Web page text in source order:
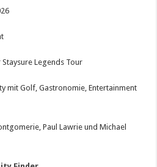
Legends Tour
mit Golf, Gastronomie, Entertainment
Paul Lawrie und Michael